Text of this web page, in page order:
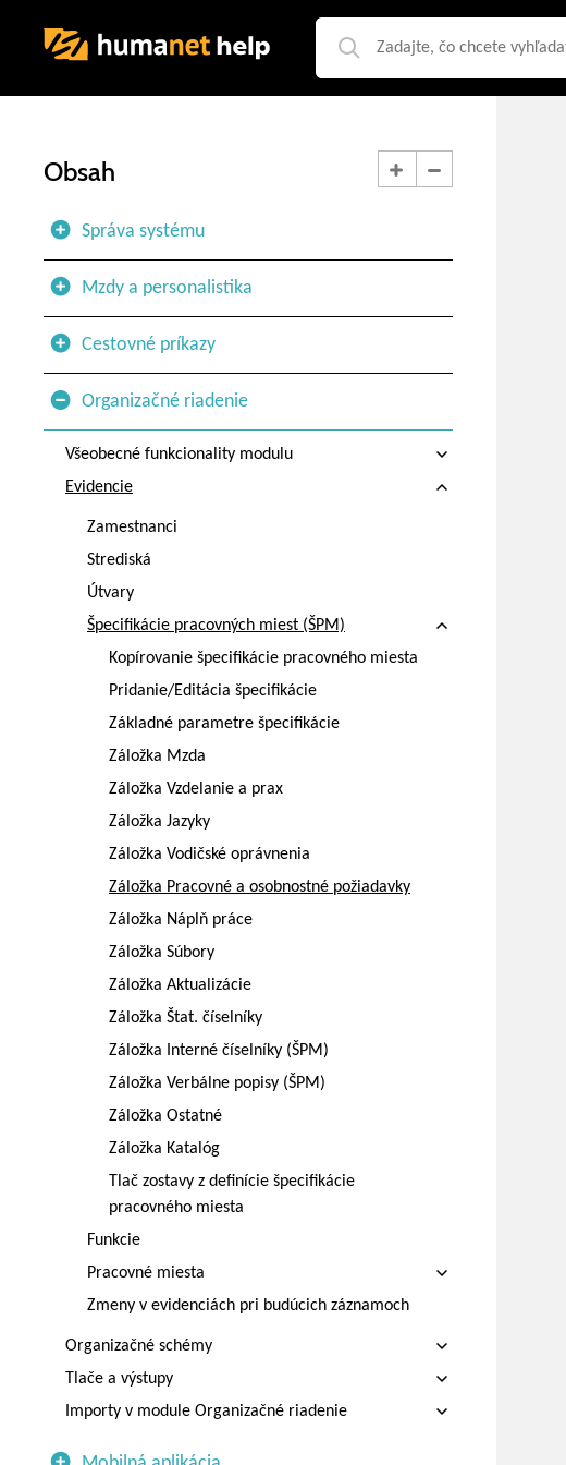
Obsah
Správa systému
Mzdy a personalistika
Cestovné príkazy
Organizačné riadenie
Všeobecné funkcionality modulu
Evidencie
Zamestnanci
Strediská
Útvary
Špecifikácie pracovných miest (ŠPM)
Kopírovanie špecifikácie pracovného miesta
Pridanie/Editácia špecifikácie
Základné parametre špecifikácie
Záložka Mzda
Záložka Vzdelanie a prax
Záložka Jazyky
Záložka Vodičské oprávnenia
Záložka Pracovné a osobnostné požiadavky
Záložka Náplň práce
Záložka Súbory
Záložka Aktualizácie
Záložka Štat. číselníky
Záložka Interné číselníky (ŠPM)
Záložka Verbálne popisy (ŠPM)
Záložka Ostatné
Záložka Katalóg
Tlač zostavy z definície špecifikácie
pracovného miesta
Funkcie
Pracovné miesta
Zmeny v evidenciách pri budúcich záznamoch
Organizačné schémy
Tlače a výstupy
Importy v module Organizačné riadenie